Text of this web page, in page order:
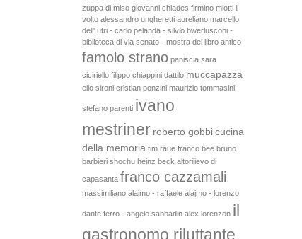
zuppa di miso giovanni chiades firmino miotti il
volto alessandro ungheretti aureliano marcello
dell' utri - carlo pelanda - silvio bwerlusconi -
biblioteca di via senato - mostra del libro antico
famolo strano paniscia sara
ciciriello filippo chiappini dattilo muccapazza
elio sironi cristian ponzini maurizio tommasini
stefano parenti ivano
mestriner roberto gobbi cucina
della memoria tim raue franco bee bruno
barbieri shochu heinz beck altorilievo di
capasanta franco cazzamali
massimiliano alajmo - raffaele alajmo - lorenzo
dante ferro - angelo sabbadin alex lorenzon il
gastronomo riluttante